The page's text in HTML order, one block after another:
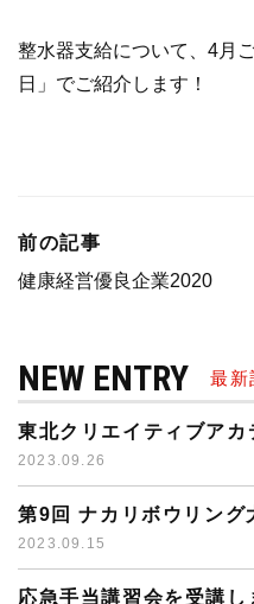
整水器支給について、4月
日」でご紹介します！
前の記事
健康経営優良企業2020
NEW ENTRY 最新
東北クリエイティブアカ
2023.09.26
第9回 ナカリボウリング
2023.09.15
応急手当講習会を受講し